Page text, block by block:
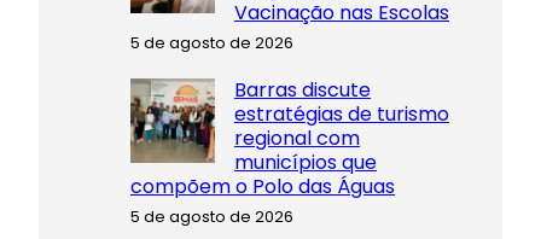
Vacinação nas Escolas
5 de agosto de 2026
Barras discute
estratégias de turismo
regional com
municípios que
compõem o Polo das Águas
5 de agosto de 2026